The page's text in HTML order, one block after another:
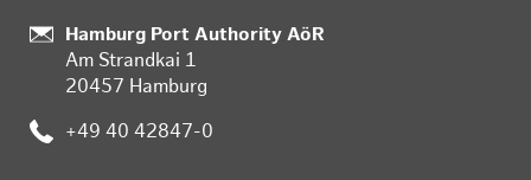
Standort:
Hamburg Port Authority AöR
Am Strandkai 1
20457 Hamburg
Telefon:
+49 40 42847-0